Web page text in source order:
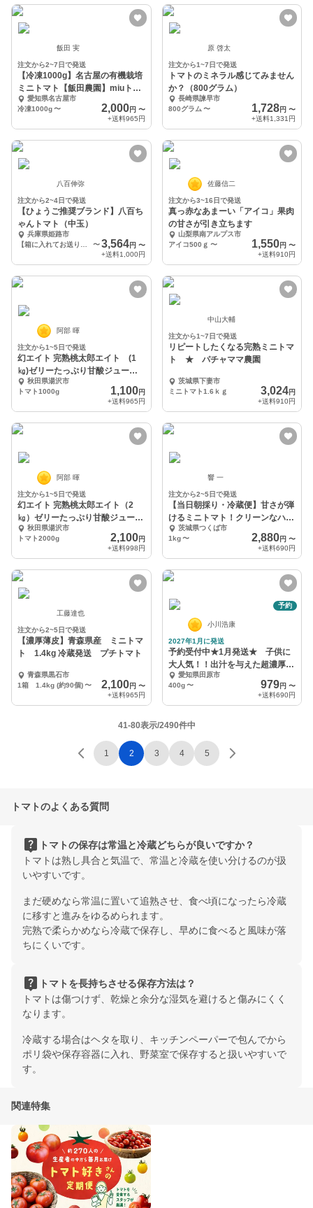
飯田 実
注文から2~7日で発送
【冷凍1000g】名古屋の有機栽培
ミニトマト【飯田農園】miuトマ
ト冷凍1000
愛知県名古屋市
冷凍1000g〜 2,000円 〜
+送料965円
原 啓太
注文から1~7日で発送
トマトのミネラル感じてみません
か？（800グラム）
長崎県諫早市
800グラム 〜 1,728円 〜
+送料1,331円
八百伸弥
注文から2~4日で発送
【ひょうご推奨ブランド】八百ち
ゃんトマト（中玉）
兵庫県姫路市
〜 3,564円 〜
+送料1,000円
佐藤信二
注文から3~16日で発送
真っ赤なあまーい「アイコ」果肉
の甘さが引き立ちます
山梨県南アルプス市
アイコ500ｇ 〜 1,550円 〜
+送料910円
阿部 暉
注文から1~5日で発送
幻エイト 完熟桃太郎エイト (1
㎏)ゼリーたっぷり甘酸ジューシ
ーな希少栽培トマト
秋田県湯沢市
トマト1000g
1,100円
+送料965円
中山大輔
注文から1~7日で発送
リピートしたくなる完熟ミニトマ
ト ★ パチャママ農園
茨城県下妻市
ミニトマト1.6ｋｇ
3,024円
+送料910円
阿部 暉
注文から1~5日で発送
幻エイト 完熟桃太郎エイト（2
㎏）ゼリーたっぷり甘酸ジューシ
ーな希少栽培トマト
秋田県湯沢市
トマト2000g
2,100円
+送料998円
響 一
注文から2~5日で発送
【当日朝採り・冷蔵便】甘さが弾
けるミニトマト！クリーンなハウ
ス水耕栽培で育て
茨城県つくば市
1kg 〜 2,880円 〜
+送料690円
工藤達也
注文から2~5日で発送
【濃厚薄皮】青森県産 ミニトマ
ト 1.4kg 冷蔵発送 プチトマト
青森県黒石市
1箱 1.4kg (約90個)〜 2,100円 〜
+送料965円
予約
小川浩康
2027年1月に発送
予約受付中★1月発送★ 子供に
大人気！！出汁を与えた超濃厚ミ
ニトマト 出汁推し実
愛知県田原市
400g 〜 979円 〜
+送料690円
41-80表示/2490件中
1 2 3 4 5
トマトのよくある質問
live_help トマトの保存は常温と冷蔵どちらが良いですか？
トマトは熟し具合と気温で、常温と冷蔵を使い分けるのが扱
いやすいです。
まだ硬めなら常温に置いて追熟させ、食べ頃になったら冷蔵
に移すと進みをゆるめられます。
完熟で柔らかめなら冷蔵で保存し、早めに食べると風味が落
ちにくいです。
live_help トマトを長持ちさせる保存方法は？
トマトは傷つけず、乾燥と余分な湿気を避けると傷みにくく
なります。
冷蔵する場合はヘタを取り、キッチンペーパーで包んでから
ポリ袋や保存容器に入れ、野菜室で保存すると扱いやすいで
す。
関連特集